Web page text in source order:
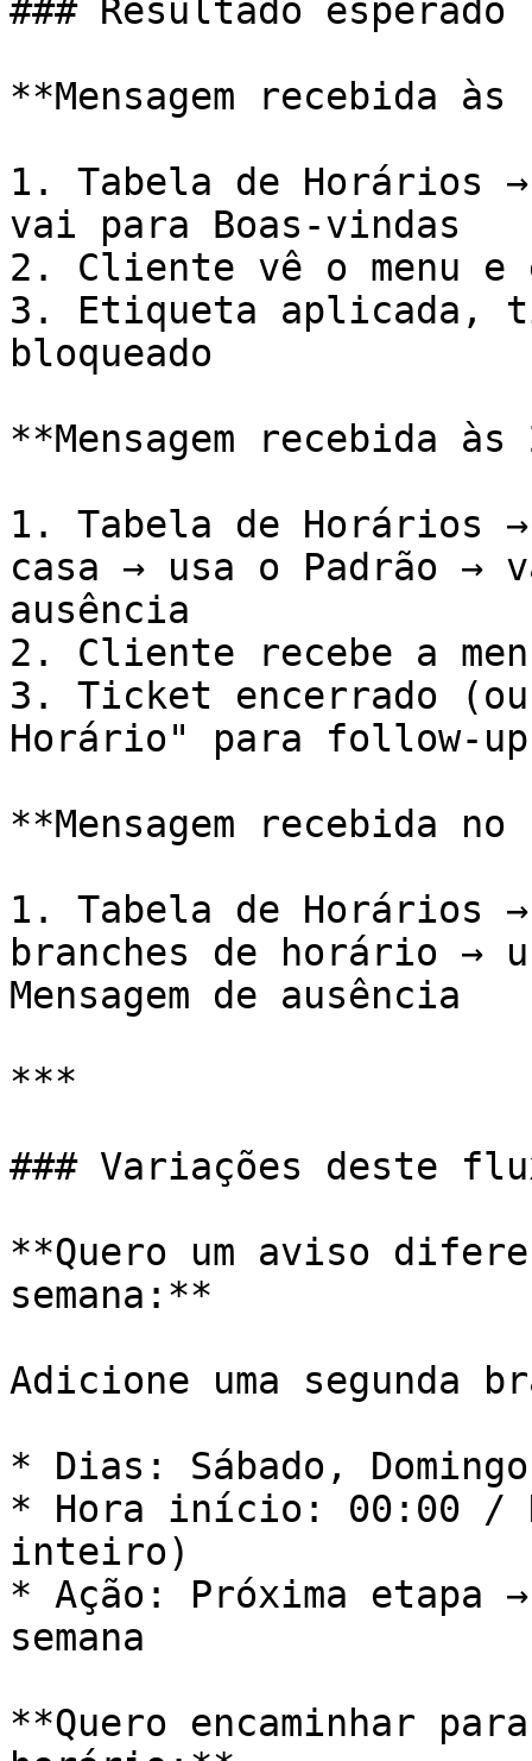
### Resultado esperado
**Mensagem recebida
1. Tabela de Horários →
vai para Boas-vindas
2. Cliente vê o menu e
3. Etiqueta aplicada,
bloqueado
**Mensagem recebida
1. Tabela de Horários
casa → usa o Padrão →
ausência
2. Cliente recebe a
3. Ticket encerrado
Horário" para follow-
**Mensagem recebida
1. Tabela de Horários
branches de horário →
Mensagem de ausência
***
### Variações deste
**Quero um aviso
semana:**
Adicione uma segunda
* Dias: Sábado, Domingo
* Hora início: 00:00 /
inteiro)
* Ação: Próxima etapa
semana
**Quero encaminhar